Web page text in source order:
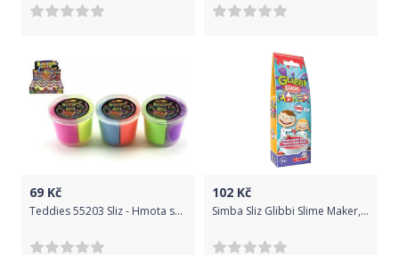
69 Kč
Teddies 55203 Sliz - Hmota skákací v kelímku 7x5cm
102 Kč
Simba Sliz Glibbi Slime Maker, 3 druhy